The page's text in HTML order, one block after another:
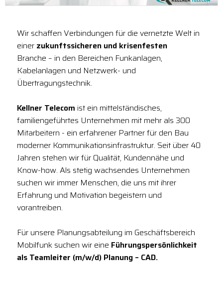
Wir schaffen Verbindungen für die vernetzte Welt in
einer zukunftssicheren und krisenfesten
Branche – in den Bereichen Funkanlagen,
Kabelanlagen und Netzwerk- und
Übertragungstechnik.
Kellner Telecom ist ein mittelständisches,
familiengeführtes Unternehmen mit mehr als 300
Mitarbeitern - ein erfahrener Partner für den Bau
moderner Kommunikationsinfrastruktur. Seit über 40
Jahren stehen wir für Qualität, Kundennähe und
Know-how. Als stetig wachsendes Unternehmen
suchen wir immer Menschen, die uns mit ihrer
Erfahrung und Motivation begeistern und
vorantreiben.
Für unsere Planungsabteilung im Geschäftsbereich
Mobilfunk suchen wir eine Führungspersönlichkeit
als Teamleiter (m/w/d) Planung – CAD.